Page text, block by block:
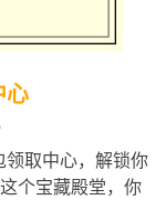
心
领取中心，解锁你
个宝藏殿堂，你